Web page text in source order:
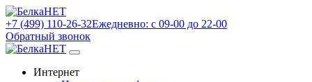
+7 (499) 110-26-32Ежедневно: с 09-00 до 22-00
Обратный звонок
Интернет